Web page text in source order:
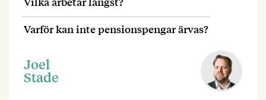
Varför kan inte pensionspengar ärvas?
Joel
Stade